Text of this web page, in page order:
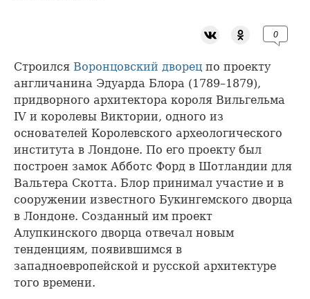
0
Строился Воронцовский дворец по проекту
англичанина Эдуарда Блора (1789–1879),
придворного архитектора короля Вильгельма
IV и королевы Виктории, одного из
основателей Королевского археологического
института в Лондоне. По его проекту был
построен замок Абботс Форд в Шотландии для
Вальтера Скотта. Блор принимал участие и в
сооружении известного Букингемского дворца
в Лондоне. Созданный им проект
Алупкинского дворца отвечал новым
тенденциям, появившимся в
западноевропейской и русской архитектуре
того времени.